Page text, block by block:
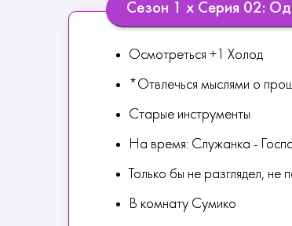
Сезон 1 х Серия 02:
Осмотреться +1 Холод
*Отвлечься мыслями о
Старые инструменты
На время: Служанка -
Только бы не разглядел,
В комнату Сумико